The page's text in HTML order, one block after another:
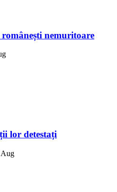
nemuritoare
lor detestați